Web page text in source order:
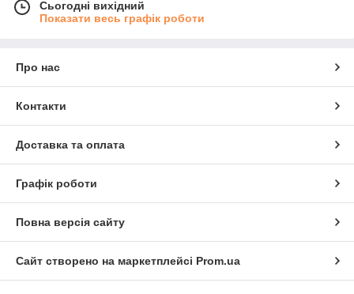
Сьогодні вихідний
Показати весь графік роботи
Про нас
Контакти
Доставка та оплата
Графік роботи
Повна версія сайту
Сайт створено на маркетплейсі Prom.ua